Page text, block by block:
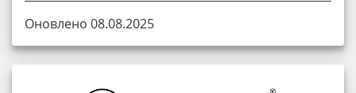
Оновлено 08.08.2025